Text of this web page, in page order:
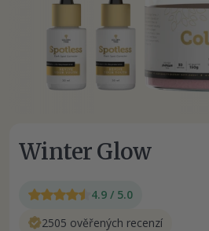
Winter Glow
4.9 / 5.0
2505 ověřených recenzí